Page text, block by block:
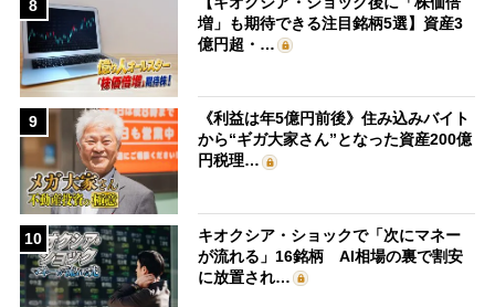
8
増」も期待できる注目銘柄5選】資産3
億円超・…
9
《利益は年5億円前後》住み込みバイト
から“ギガ大家さん”となった資産200億
円税理…
10
キオクシア・ショックで「次にマネー
が流れる」16銘柄 AI相場の裏で割安
に放置され…